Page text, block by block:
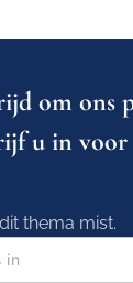
om ons
u in voor
thema mist.